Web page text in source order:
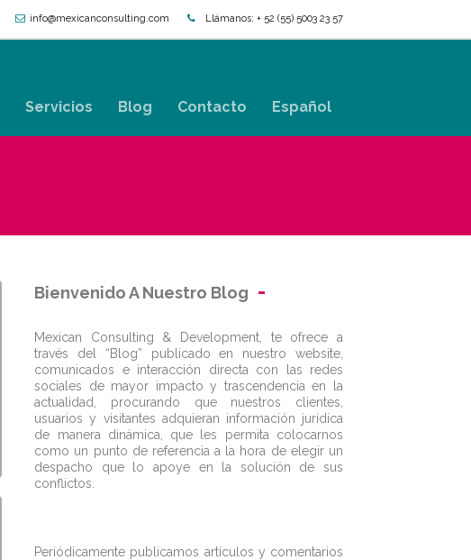
info@mexicanconsulting.com Llámanos: + 52 (55) 5003 23 57
Servicios Blog Contacto Español
Bienvenido A Nuestro Blog
Mexican Consulting & Development, te ofrece a
través del “Blog” publicado en nuestro website,
comunicados e interacción directa con las redes
sociales de mayor impacto y trascendencia en la
actualidad, procurando que nuestros clientes,
usuarios y visitantes adquieran información jurídica
de manera dinámica, que les permita colocarnos
como un punto de referencia a la hora de elegir un
despacho que lo apoye en la solución de sus
conflictos.
Periódicamente publicamos artículos y comentarios